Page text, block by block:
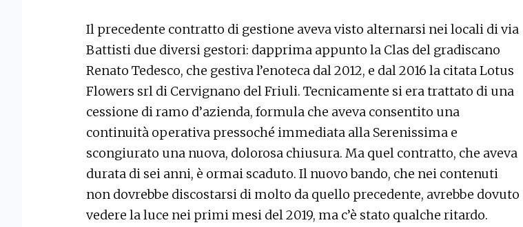
Il precedente contratto di gestione aveva visto alternarsi nei locali di via
Battisti due diversi gestori: dapprima appunto la Clas del gradiscano
Renato Tedesco, che gestiva l’enoteca dal 2012, e dal 2016 la citata Lotus
Flowers srl di Cervignano del Friuli. Tecnicamente si era trattato di una
cessione di ramo d’azienda, formula che aveva consentito una
continuità operativa pressoché immediata alla Serenissima e
scongiurato una nuova, dolorosa chiusura. Ma quel contratto, che aveva
durata di sei anni, è ormai scaduto. Il nuovo bando, che nei contenuti
non dovrebbe discostarsi di molto da quello precedente, avrebbe dovuto
vedere la luce nei primi mesi del 2019, ma c’è stato qualche ritardo.